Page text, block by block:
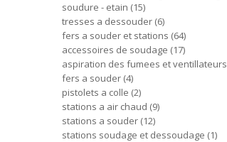
soudure - etain 15
tresses a dessouder 6
fers a souder et stations 64
accessoires de soudage 17
aspiration des fumees et ventillateurs
fers a souder 4
pistolets a colle 2
stations a air chaud 9
stations a souder 12
stations soudage et dessoudage 1